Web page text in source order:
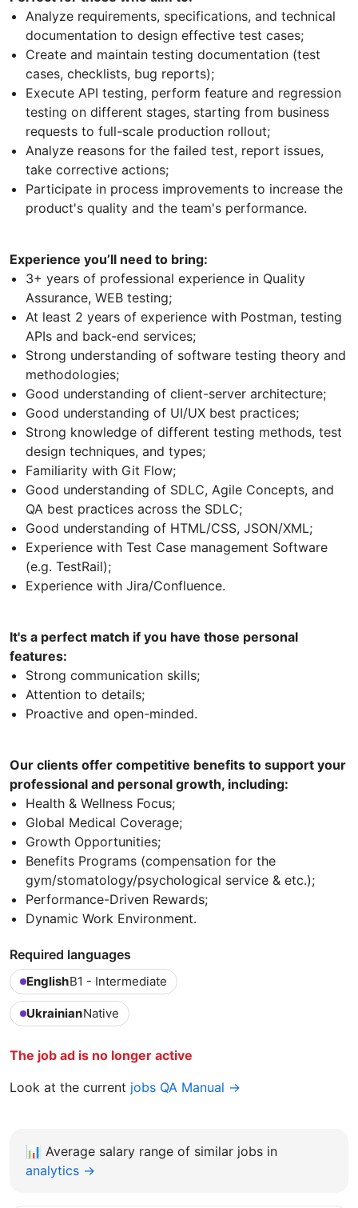
Analyze requirements, specifications, and technical
documentation to design effective test cases;
Create and maintain testing documentation (test
cases, checklists, bug reports);
Execute API testing, perform feature and regression
testing on different stages, starting from business
requests to full-scale production rollout;
Analyze reasons for the failed test, report issues,
take corrective actions;
Participate in process improvements to increase the
product's quality and the team's performance.
Experience you’ll need to bring:
3+ years of professional experience in Quality
Assurance, WEB testing;
At least 2 years of experience with Postman, testing
APIs and back-end services;
Strong understanding of software testing theory and
methodologies;
Good understanding of client-server architecture;
Good understanding of UI/UX best practices;
Strong knowledge of different testing methods, test
design techniques, and types;
Familiarity with Git Flow;
Good understanding of SDLC, Agile Concepts, and
QA best practices across the SDLC;
Good understanding of HTML/CSS, JSON/XML;
Experience with Test Case management Software
(e.g. TestRail);
Experience with Jira/Confluence.
It's a perfect match if you have those personal
features:
Strong communication skills;
Attention to details;
Proactive and open-minded.
Our clients offer competitive benefits to support your
professional and personal growth, including:
Health & Wellness Focus;
Global Medical Coverage;
Growth Opportunities;
Benefits Programs (compensation for the
gym/stomatology/psychological service & etc.);
Performance-Driven Rewards;
Dynamic Work Environment.
Required languages
EnglishB1 - Intermediate
UkrainianNative
The job ad is no longer active
Look at the current jobs QA Manual →
📊 Average salary range of similar jobs in
analytics →